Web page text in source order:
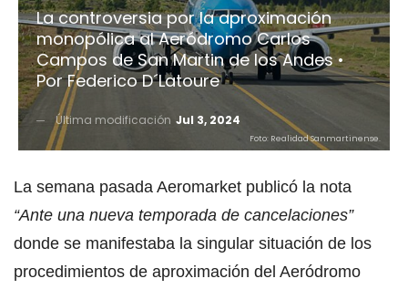
La controversia por la aproximación
monopólica al Aeródromo Carlos
Campos de San Martin de los Andes •
Por Federico D´Latoure
Última modificación Jul 3, 2024
Foto: Realidad Sanmartinense.
La semana pasada Aeromarket publicó la nota
“Ante una nueva temporada de cancelaciones”
donde se manifestaba la singular situación de los
procedimientos de aproximación del Aeródromo